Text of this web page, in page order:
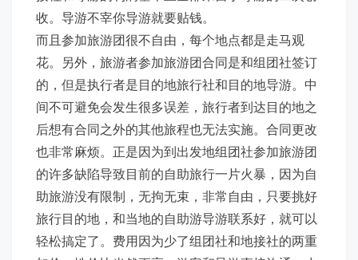
收。导游不宰你导游就要贴钱。
而且参加旅游团很不自由，每个地点都是走马观
花。另外，旅游者参加旅游团合同是和组团社签订
的，但是执行者是目的地旅行社和目的地导游。中
间不可避免会发生很多误差，旅行者到达目的地之
后想有合同之外的其他旅程也无法实施。合同更改
也非常麻烦。正是因为到出发地组团社参加旅游团
的许多缺陷导致目前的自助旅行一片火暴，因为自
助旅游没有限制，无拘无束，非常自由，只要挑好
旅行目的地，和当地的自助游导游联系好，就可以
轻松搞定了。费用因为少了组团社和地接社的两重